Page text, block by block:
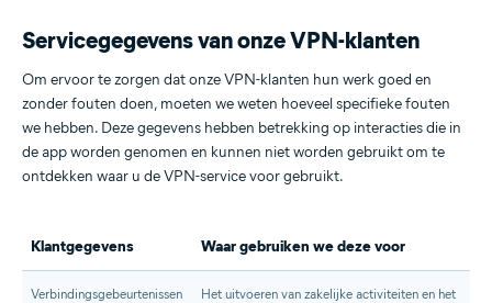
Servicegegevens van onze VPN-klanten
Om ervoor te zorgen dat onze VPN-klanten hun werk goed en
zonder fouten doen, moeten we weten hoeveel specifieke fouten
we hebben. Deze gegevens hebben betrekking op interacties die in
de app worden genomen en kunnen niet worden gebruikt om te
ontdekken waar u de VPN-service voor gebruikt.
Klantgegevens Waar gebruiken we deze voor
Verbindingsgebeurtenissen
Het uitvoeren van zakelijke activiteiten en het